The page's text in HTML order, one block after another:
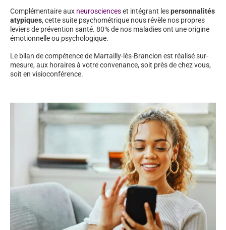
Complémentaire aux neuroscienceset intégrant lespersonnalités
atypiques, cette suite psychométrique nous révèle nos propres
leviers de prévention santé. 80% de nos maladies ont une origine
émotionnelle ou psychologique.
Le bilan de compétence de Martailly-lès-Brancion est réalisé sur-
mesure, aux horaires à votre convenance, soit près de chez vous,
soit en visioconférence.